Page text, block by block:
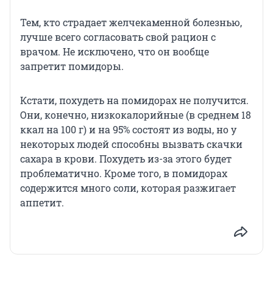
Тем, кто страдает желчекаменной болезнью,
лучше всего согласовать свой рацион с
врачом. Не исключено, что он вообще
запретит помидоры.
Кстати, похудеть на помидорах не получится.
Они, конечно, низкокалорийные (в среднем 18
ккал на 100 г) и на 95% состоят из воды, но у
некоторых людей способны вызвать скачки
сахара в крови. Похудеть из-за этого будет
проблематично. Кроме того, в помидорах
содержится много соли, которая разжигает
аппетит.